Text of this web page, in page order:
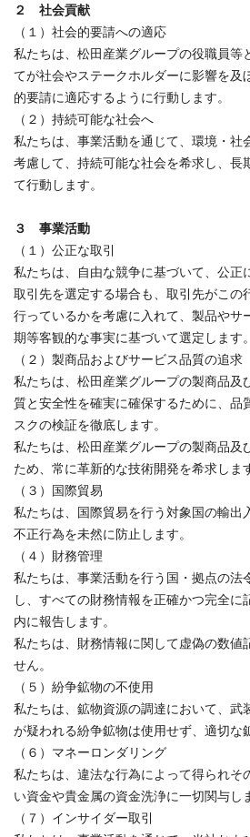
２ 社会貢献
（１）社会的要請への適応
私たちは、松田産業グループの役職員等
てが社会やステークホルダーに影響を及
的要請に適応するように行動します。
（２）持続可能な社会へ
私たちは、事業活動を通じて、環境・社
考慮して、持続可能な社会を希求し、長
て行動します。
３ 事業活動
（１）公正な取引
私たちは、自由な競争に基づいて、公正
取引先を選定する場合も、取引先がこの
行っているかを考慮に入れて、製品やサ
期等客観的な事実に基づいて選定します。
（２）製商品およびサービス品質の追求
私たちは、松田産業グループの製商品及
質と安全性を確実に確保するために、品
スクの検証を徹底します。
私たちは、松田産業グループの製商品及
ため、常に革新的な技術開発を希求しま
（３）国際貿易
私たちは、国際貿易を行う対象国の輸出
不正行為を未然に防止します。
（４）財務管理
私たちは、事業活動を行う国・拠点の法
し、すべての財務情報を正確かつ完全に
内に報告します。
私たちは、財務情報に関して虚偽の数値
せん。
（５）紛争鉱物の不使用
私たちは、鉱物資源の調達において、武
が疑われる紛争鉱物は使用せず、適切な
（６）マネーロンダリング
私たちは、違法な行為によって得られそ
い資金や貴金属の資金洗浄に一切関与し
（７）インサイダー取引